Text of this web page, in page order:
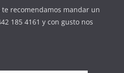
recomendamos mandar un
185 4161 y con gusto nos